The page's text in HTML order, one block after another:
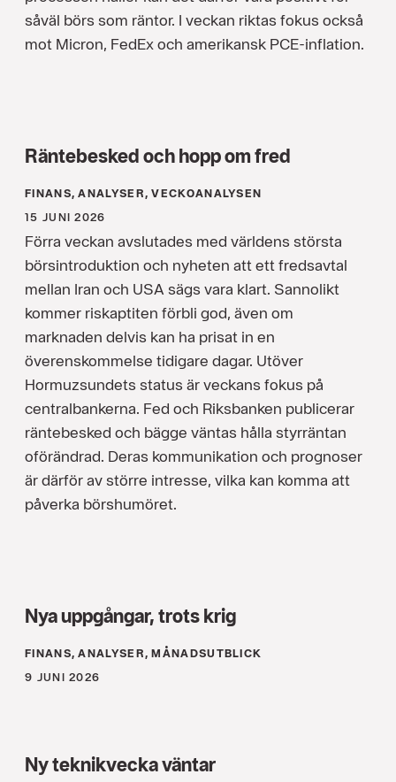
såväl börs som räntor. I veckan riktas fokus också
mot Micron, FedEx och amerikansk PCE-inflation.
Räntebesked och hopp om fred
FINANS, ANALYSER, VECKOANALYSEN
15 JUNI 2026
Förra veckan avslutades med världens största
börsintroduktion och nyheten att ett fredsavtal
mellan Iran och USA sägs vara klart. Sannolikt
kommer riskaptiten förbli god, även om
marknaden delvis kan ha prisat in en
överenskommelse tidigare dagar. Utöver
Hormuzsundets status är veckans fokus på
centralbankerna. Fed och Riksbanken publicerar
räntebesked och bägge väntas hålla styrräntan
oförändrad. Deras kommunikation och prognoser
är därför av större intresse, vilka kan komma att
påverka börshumöret.
Nya uppgångar, trots krig
FINANS, ANALYSER, MÅNADSUTBLICK
9 JUNI 2026
Ny teknikvecka väntar